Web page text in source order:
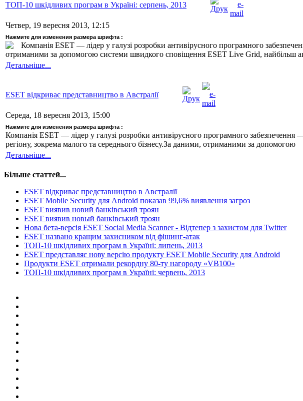
ТОП-10 шкідливих програм в Україні: серпень, 2013
Четвер, 19 вересня 2013, 12:15
Нажмите для изменения размера шрифта :
Компанія ESET — лідер у галузі розробки антивірусного програмного
отриманими за допомогою системи швидкого сповіщення ESET Live Grid, найбільш
Детальніше...
ESET відкриває представництво в Австралії
Середа, 18 вересня 2013, 15:00
Нажмите для изменения размера шрифта :
Компанія ESET — лідер у галузі розробки антивірусного програмного
регіону, зокрема малого та середнього бізнесу.За даними, отриманими за допомогою
Детальніше...
Більше статтей...
ESET відкриває представництво в Австралії
ESET Mobile Security для Android показав 99,6% виявлення загроз
ESET виявив новий банківський троян
ESET виявив новый банківський троян
Нова бета-версія ESET Social Media Scanner - Відтепер з захистом для Twitter
ESET названо кращим захисником від фішинг-атак
ТОП-10 шкідливих програм в Україні: липень, 2013
ESET представляє нову версію продукту ESET Mobile Security для Android
Продукти ESET отримали рекордну 80-ту нагороду «VB100»
ТОП-10 шкідливих програм в Україні: червень, 2013